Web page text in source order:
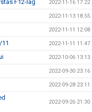
F12-lag 2022-11-16 17:22
2022-11-13 18:55
2022-11-11 12:08
2022-11-11 11:47
2022-10-06 13:13
2022-09-30 23:16
2022-09-28 23:11
2022-09-26 21:30